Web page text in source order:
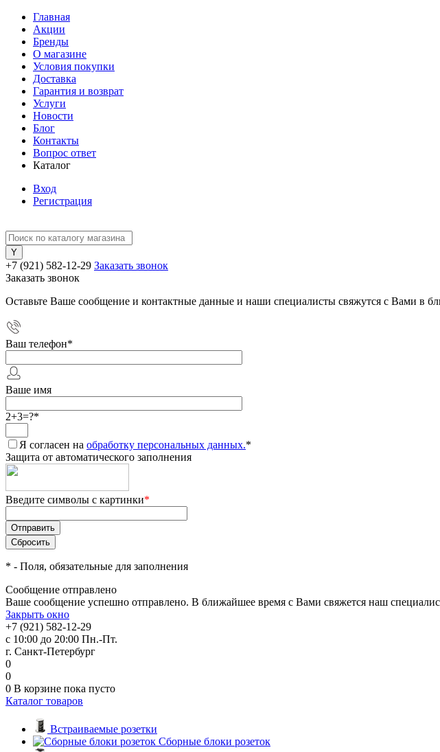
Главная
Акции
Бренды
О магазине
Условия покупки
Доставка
Гарантия и возврат
Услуги
Новости
Блог
Контакты
Вопрос ответ
Каталог
Вход
Регистрация
+7 (921) 582-12-29 Заказать звонок
Заказать звонок
Оставьте Ваше сообщение и контактные данные и наши специалисты свяжутся с Вами в
Ваш телефон*
Ваше имя
2+3=?*
Я согласен на обработку персональных данных.*
Защита от автоматического заполнения
Введите символы с картинки*
* - Поля, обязательные для заполнения
Сообщение отправлено
Ваше сообщение успешно отправлено. В ближайшее время с Вами свяжется наш
Закрыть окно
+7 (921) 582-12-29
с 10:00 до 20:00 Пн.-Пт.
г. Санкт-Петербург
0
0
0 В корзине пока пусто
Каталог товаров
Встраиваемые розетки
Сборные блоки розеток